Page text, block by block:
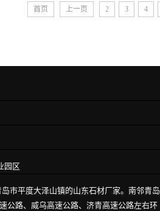
首页 上一页 2 3 4
园区
市平度大泽山镇的山东石材厂家。南邻青岛
公路、威乌高速公路、济青高速公路左右环